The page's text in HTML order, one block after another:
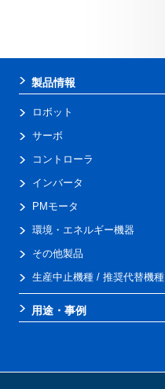
製品情報
ロボット
サーボ
コントローラ
インバータ
PMモータ
環境・エネルギー機器
その他製品
生産中止機種 / 推奨代替機種
用途・事例